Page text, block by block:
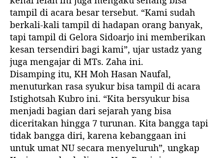
tampil di acara besar tersebut. “Kami sudah
berkali-kali tampil di hadapan orang banyak,
tapi tampil di Gelora Sidoarjo ini memberikan
kesan tersendiri bagi kami”, ujar ustadz yang
juga mengajar di MTs. Zaha ini.
Disamping itu, KH Moh Hasan Naufal,
menuturkan rasa syukur bisa tampil di acara
Istighotsah Kubro ini. “Kita bersyukur bisa
menjadi bagian dari sejarah yang bisa
diceritakan hingga 7 turunan. Kita bangga tapi
tidak bangga diri, karena kebanggaan ini
untuk umat NU secara menyeluruh”, ungkap